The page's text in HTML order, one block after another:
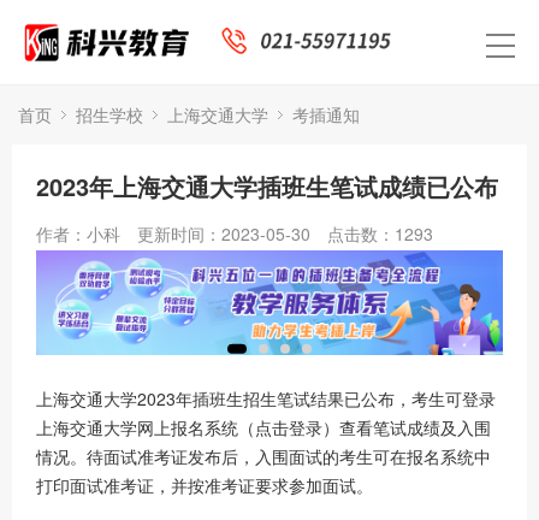
首页 招生学校 上海交通大学 考插通知
2023年上海交通大学插班生笔试成绩已公布
作者：小科 更新时间：2023-05-30 点击数： 1293
上海交通大学2023年插班生招生笔试结果已公布，考生可登录
上海交通大学网上报名系统（点击登录）查看笔试成绩及入围
情况。待面试准考证发布后，入围面试的考生可在报名系统中
打印面试准考证，并按准考证要求参加面试。